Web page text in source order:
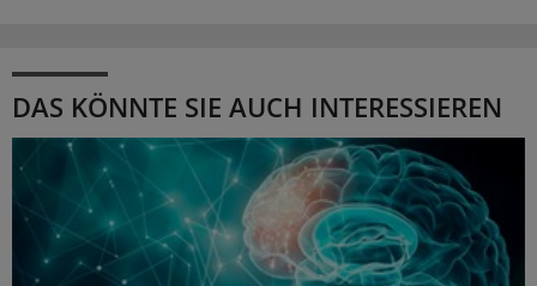
DAS KÖNNTE SIE AUCH INTERESSIEREN